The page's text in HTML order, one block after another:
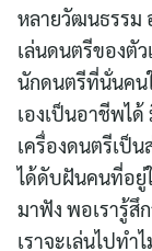
หลายวัฒนธรรม
เล่นดนตรีของตั
นักดนตรีที่นั่นคน
เองเป็นอาชีพไ
เครื่องดนตรีเป็
ได้ดับฝันคนที่อยู่
มาฟัง พอเรารู้สึ
เราจะเล่นไปทำ